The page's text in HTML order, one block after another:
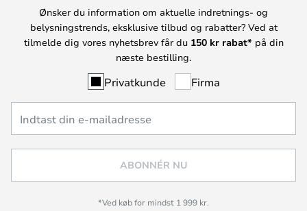
Ønsker du information om aktuelle indretnings- og
belysningstrends, eksklusive tilbud og rabatter? Ved at
tilmelde dig vores nyhetsbrev får du 150 kr rabat* på din
næste bestilling.
Privatkunde Firma
ABONNÉR NU
*Ved køb for mindst 1 999 kr.